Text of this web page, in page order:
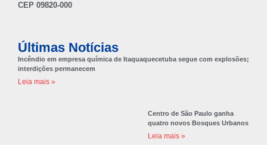
CEP 09820-000
Últimas Notícias
Incêndio em empresa química de Itaquaquecetuba segue com explosões;
interdições permanecem
Leia mais »
Centro de São Paulo ganha
quatro novos Bosques Urbanos
Leia mais »